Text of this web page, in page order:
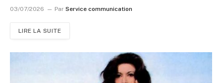
03/07/2026 Par Service communication
LIRE LA SUITE